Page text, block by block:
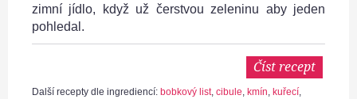
zimní jídlo, když už čerstvou zeleninu aby jeden
pohledal.
Číst recept
Další recepty dle ingrediencí: bobkový list, cibule, kmín, kuřecí,